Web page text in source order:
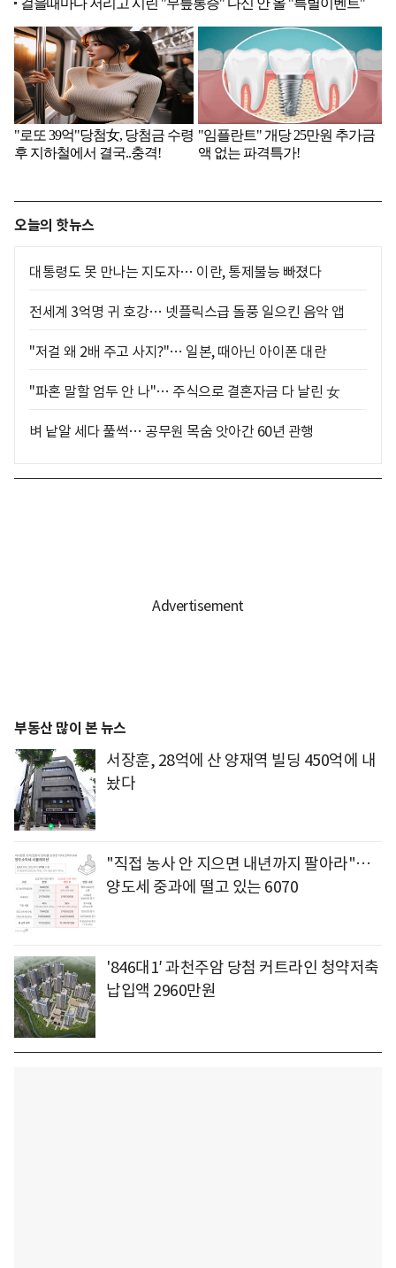
오늘의 핫뉴스
대통령도 못 만나는 지도자… 이란, 통제불능 빠졌다
전세계 3억명 귀 호강… 넷플릭스급 돌풍 일으킨 음악 앱
"저걸 왜 2배 주고 사지?"… 일본, 때아닌 아이폰 대란
"파혼 말할 엄두 안 나"… 주식으로 결혼자금 다 날린 女
벼 낱알 세다 풀썩… 공무원 목숨 앗아간 60년 관행
부동산 많이 본 뉴스
서장훈, 28억에 산 양재역 빌딩 450억에 내
놨다
"직접 농사 안 지으면 내년까지 팔아라"…
양도세 중과에 떨고 있는 6070
'846대1′ 과천주암 당첨 커트라인 청약저축
납입액 2960만원